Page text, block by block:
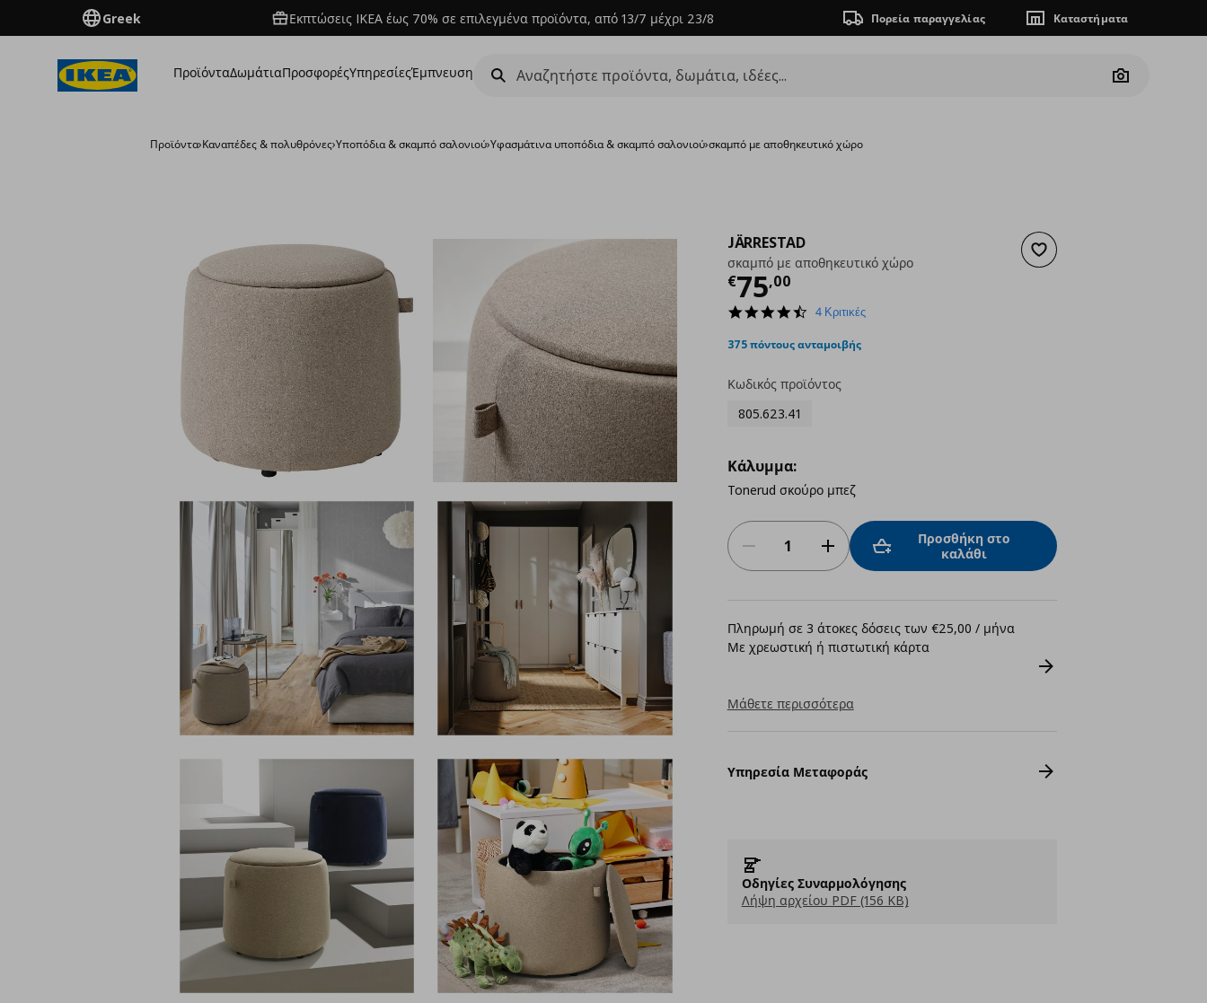
Greek Εκπτώσεις IKEA έως 70% σε επιλεγμένα προϊόντα, από 13/7 μέχρι 23/8 Πορεία παραγγελίας Καταστήματα
ΠροϊόνταΔωμάτιαΠροσφορέςΥπηρεσίεςΈμπνευση
Camera
Προϊόντα›Καναπέδες & πολυθρόνες›Υποπόδια & σκαμπό σαλονιού›Υφασμάτινα υποπόδια & σκαμπό σαλονιού›σκαμπό με αποθηκευτικό χώρο
Προσθήκη στα αγαπημένα
JÄRRESTAD
σκαμπό με αποθηκευτικό χώρο
€75,00
Τρέχουσα τιμή
4.5
rating
4 Κριτικές
375 πόντους ανταμοιβής
Κωδικός προϊόντος
805.623.41
Κάλυμμα:
Tonerud σκούρο μπεζ
Προσθήκη στο
καλάθι
Πληρωμή σε 3 άτοκες δόσεις των €25,00 / μήνα
Με χρεωστική ή πιστωτική κάρτα
Μάθετε περισσότερα
Υπηρεσία Μεταφοράς
Οδηγίες Συναρμολόγησης
Λήψη αρχείου PDF (156 KB)